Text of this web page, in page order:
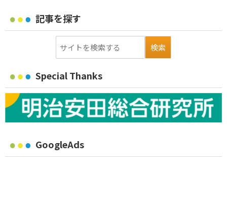
記事を探す
Special Thanks
GoogleAds